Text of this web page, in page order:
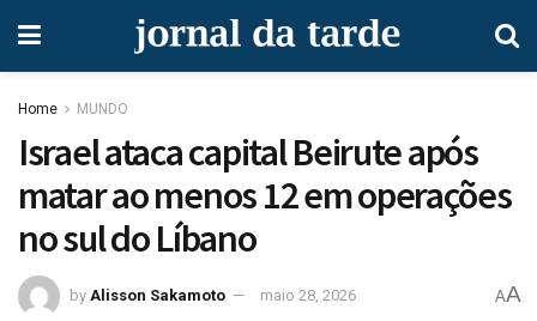
Home MUNDO
Israel ataca capital Beirute após
matar ao menos 12 em operações
no sul do Líbano
by Alisson Sakamoto maio 28, 2026 AA